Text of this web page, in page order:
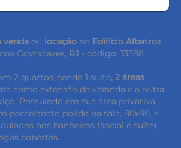
venda ou locação no Edifício Albatroz
Goytacazes, RJ - código: 13588
2 quartos, sendo 1 suíte, 2 áreas
como extensão da varanda e a outra
Possuindo em sua área privativa,
porcelanato polido na sala, 80x80, e
nos banheiros (social e suíte),
cobertas.